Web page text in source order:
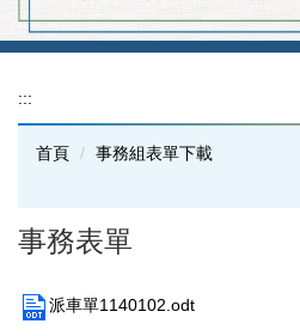
:::
首頁 事務組表單下載
事務表單
派車單1140102.odt